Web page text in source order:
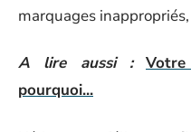
marquages
A lire aussi :
pourquoi...